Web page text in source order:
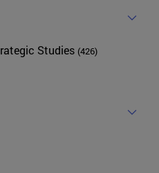
Studies (426)